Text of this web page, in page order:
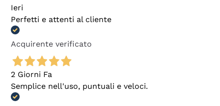
Ieri
Perfetti e attenti al cliente
Acquirente verificato
2 Giorni Fa
Semplice nell'uso, puntuali e veloci.